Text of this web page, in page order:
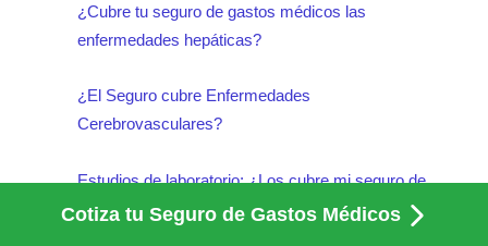
¿Cubre tu seguro de gastos médicos las
enfermedades hepáticas?
¿El Seguro cubre Enfermedades
Cerebrovasculares?
Estudios de laboratorio: ¿Los cubre mi seguro de
gastos médicos?
Cotiza tu Seguro de Gastos Médicos